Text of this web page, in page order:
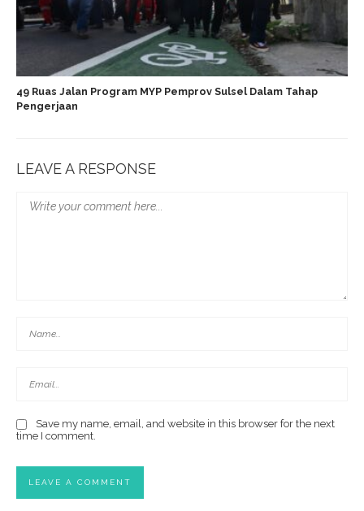
49 Ruas Jalan Program MYP Pemprov Sulsel Dalam Tahap
Pengerjaan
LEAVE A RESPONSE
Save my name, email, and website in this browser for the next
time I comment.